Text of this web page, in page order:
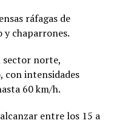
ráfagas de
y chaparrones.
sector norte,
con intensidades
60 km/h.
entre los 15 a